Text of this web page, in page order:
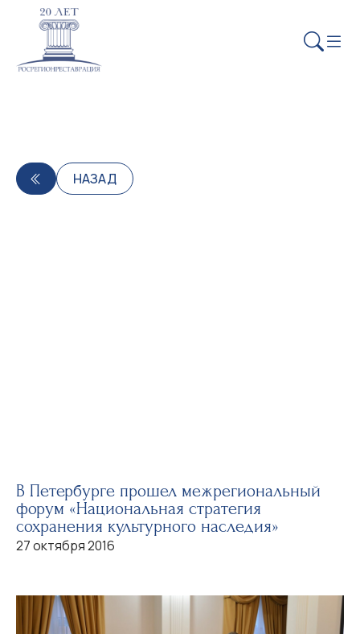
НАЗАД
В Петербурге прошел межрегиональный
форум «Национальная стратегия
сохранения культурного наследия»
27 октября 2016